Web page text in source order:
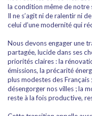
la condition même de
Il ne s’agit ni de ralentir ni
celui d’une modernité qui
Nous devons engager une
partagée, lucide dans ses
priorités claires : la
émissions, la précarité
plus modestes des
désengorger nos villes ; la
reste à la fois productive,